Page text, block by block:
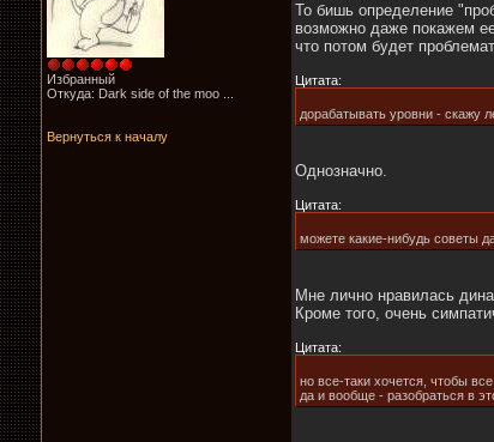
Избранный
Откуда: Dark side of the moo ...
Вернуться к началу
То бишь определение
возможно даже покажем
что потом будет
Цитата:
дорабатывать уровни - скажу
Однозначно.
Цитата:
можете какие-нибудь советы
Мне лично нравилась
Кроме того, очень
Цитата:
но все-таки хочется, чтобы
да и вообще - разобраться в